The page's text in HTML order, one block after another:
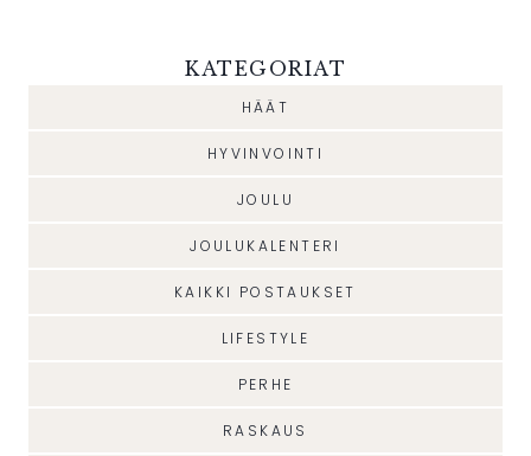
KATEGORIAT
HÄÄT
HYVINVOINTI
JOULU
JOULUKALENTERI
KAIKKI POSTAUKSET
LIFESTYLE
PERHE
RASKAUS